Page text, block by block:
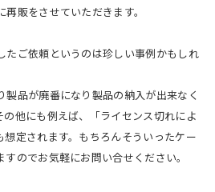
販をさせていただきます。
たご依頼というのは珍しい事例かもしれ
品が廃番になり製品の納入が出来なく
の他にも例えば、「ライセンス切れによ
想定されます。もちろんそういったケー
のでお気軽にお問い合せください。